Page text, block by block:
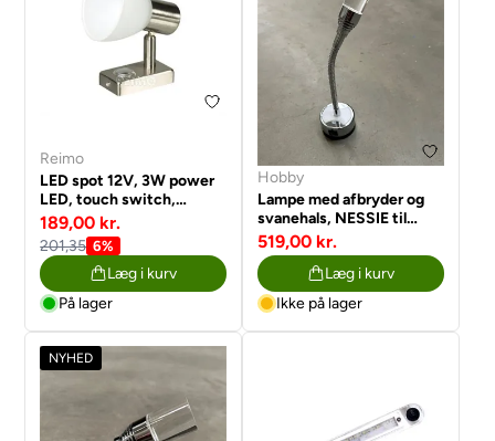
Reimo
LED spot 12V, 3W power
LED, touch switch,
dimmer, nikkel
189,00 kr.
201,35 6%
Læg i kurv
På lager
Hobby
Lampe med afbryder og
svanehals, NESSIE til
Hobby
519,00 kr.
Læg i kurv
Ikke på lager
NYHED